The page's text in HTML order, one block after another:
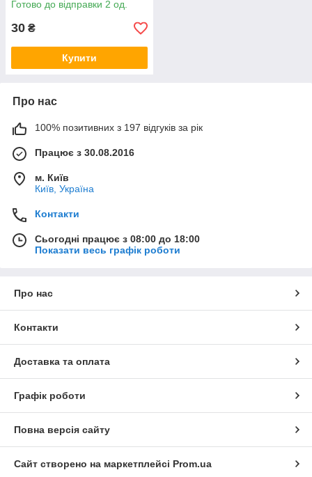
Готово до відправки 2 од.
30 ₴
Купити
Про нас
100% позитивних з 197 відгуків за рік
Працює з 30.08.2016
м. Київ
Київ, Україна
Контакти
Сьогодні працює з 08:00 до 18:00
Показати весь графік роботи
Про нас
Контакти
Доставка та оплата
Графік роботи
Повна версія сайту
Сайт створено на маркетплейсі Prom.ua